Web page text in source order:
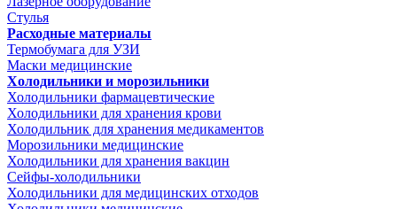
Стулья
Расходные материалы
Термобумага для УЗИ
Маски медицинские
Холодильники и морозильники
Холодильники фармацевтические
Холодильники для хранения крови
Холодильник для хранения медикаментов
Морозильники медицинские
Холодильники для хранения вакцин
Сейфы-холодильники
Холодильники для медицинских отходов